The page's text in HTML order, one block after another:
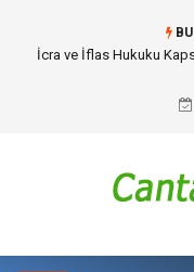
BU
İcra ve İflas Hukuku